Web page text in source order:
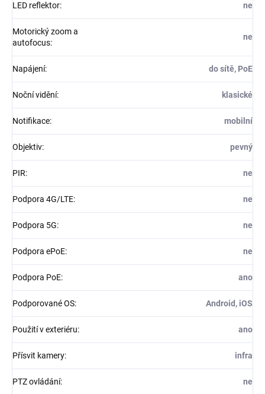
LED reflektor: ne
Motorický zoom a
autofocus:
ne
Napájení: do sítě, PoE
Noční vidění: klasické
Notifikace: mobilní
Objektiv: pevný
PIR: ne
Podpora 4G/LTE: ne
Podpora 5G: ne
Podpora ePoE: ne
Podpora PoE: ano
Podporované OS: Android, iOS
Použití v exteriéru: ano
Přísvit kamery: infra
PTZ ovládání: ne